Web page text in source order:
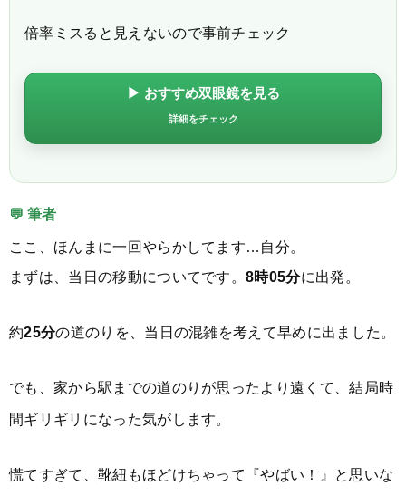
倍率ミスると見えないので事前チェック
▶ おすすめ双眼鏡を見る
詳細をチェック
💬 筆者
ここ、ほんまに一回やらかしてます…自分。
まずは、当日の移動についてです。8時05分に出発。
約25分の道のりを、当日の混雑を考えて早めに出ました。
でも、家から駅までの道のりが思ったより遠くて、結局時
間ギリギリになった気がします。
慌てすぎて、靴紐もほどけちゃって『やばい！』と思いな